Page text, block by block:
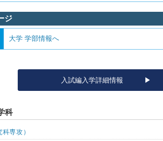
ジ
大学 学部情報へ
入試編入学詳細情報
科
専攻）